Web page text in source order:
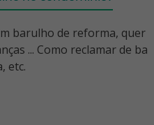
barulho de reforma, quer
... Como reclamar de ba
etc.